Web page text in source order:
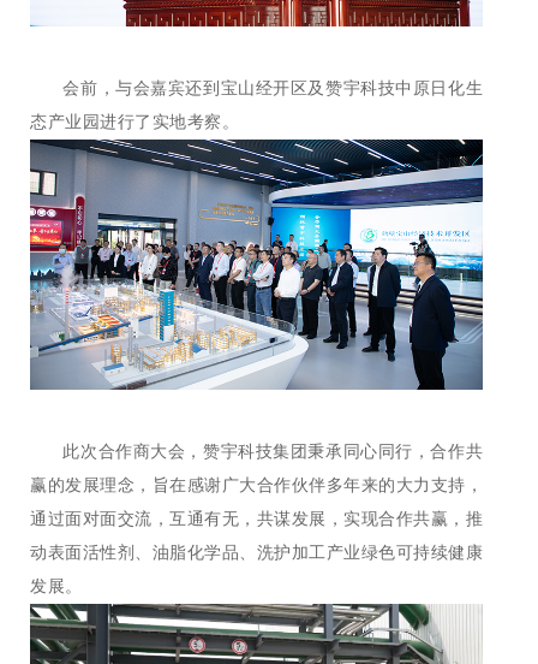
会前，与会嘉宾还到宝山经开区及赞宇科技中原日化生
态产业园进行了实地考察。
此次合作商大会，赞宇科技集团秉承同心同行，合作共
赢的发展理念，旨在感谢广大合作伙伴多年来的大力支持，
通过面对面交流，互通有无，共谋发展，实现合作共赢，推
动表面活性剂、油脂化学品、洗护加工产业绿色可持续健康
发展。